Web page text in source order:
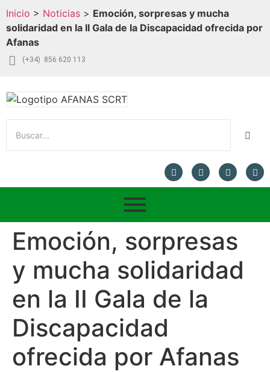
Inicio > Noticias > Emoción, sorpresas y mucha
solidaridad en la II Gala de la Discapacidad ofrecida por
Afanas
(+34) 856 620 113
Emoción, sorpresas
y mucha solidaridad
en la II Gala de la
Discapacidad
ofrecida por Afanas